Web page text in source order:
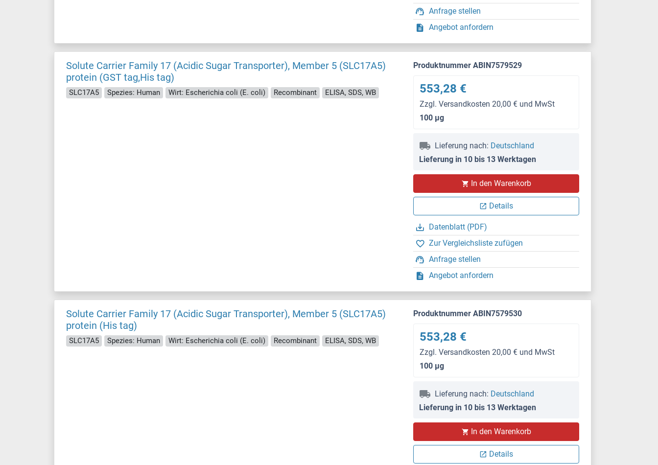
Anfrage stellen
Angebot anfordern
Solute Carrier Family 17 (Acidic Sugar Transporter), Member 5 (SLC17A5)
protein (GST tag,His tag)
SLC17A5 Spezies: Human Wirt: Escherichia coli (E. coli) Recombinant ELISA, SDS, WB
Produktnummer ABIN7579529
553,28 €
Zzgl. Versandkosten 20,00 € und MwSt
100 μg
Lieferung nach: Deutschland
Lieferung in 10 bis 13 Werktagen
In den Warenkorb
Details
Datenblatt (PDF)
Zur Vergleichsliste zufügen
Anfrage stellen
Angebot anfordern
Solute Carrier Family 17 (Acidic Sugar Transporter), Member 5 (SLC17A5)
protein (His tag)
SLC17A5 Spezies: Human Wirt: Escherichia coli (E. coli) Recombinant ELISA, SDS, WB
Produktnummer ABIN7579530
553,28 €
Zzgl. Versandkosten 20,00 € und MwSt
100 μg
Lieferung nach: Deutschland
Lieferung in 10 bis 13 Werktagen
In den Warenkorb
Details